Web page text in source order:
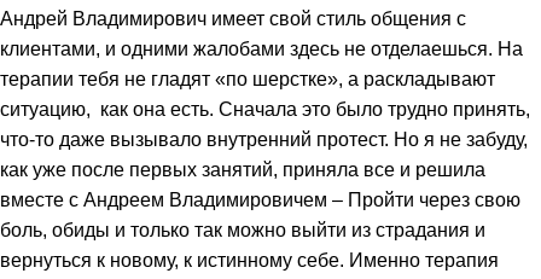
Андрей Владимирович имеет свой стиль общения с
клиентами, и одними жалобами здесь не отделаешься. На
терапии тебя не гладят «по шерстке», а раскладывают
ситуацию, как она есть. Сначала это было трудно принять,
что-то даже вызывало внутренний протест. Но я не забуду,
как уже после первых занятий, приняла все и решила
вместе с Андреем Владимировичем – Пройти через свою
боль, обиды и только так можно выйти из страдания и
вернуться к новому, к истинному себе. Именно терапия